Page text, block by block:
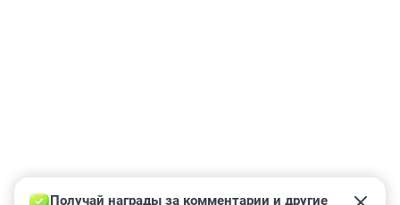
Получай награды за комментарии и другие